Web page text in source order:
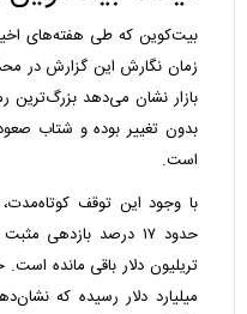
بیت‌کوین که طی هفته‌های
بدون تغییر بوده و شتاب
است.
با وجود این توقف
میلیارد دلار رسیده که